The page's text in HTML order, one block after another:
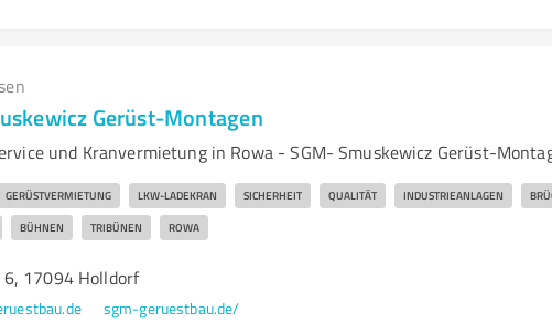
Gerüst-Montagen
und Kranvermietung in Rowa - SGM- Smuskewicz Gerüst-
GERÜSTVERMIETUNG LKW-LADEKRAN SICHERHEIT QUALITÄT INDUSTRIEANLAGEN
BÜHNEN TRIBÜNEN ROWA
6, 17094 Holldorf
sgm-geruestbau.de/